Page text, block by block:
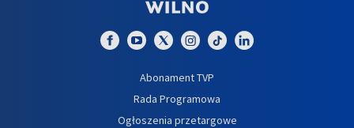
Abonament TVP
Rada Programowa
Ogłoszenia przetargowe